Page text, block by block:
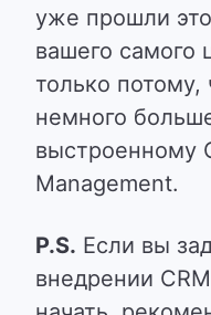
уже прошли
вашего самого
только
немного
выстроенному
Management.
P.S. Если вы
внедрении